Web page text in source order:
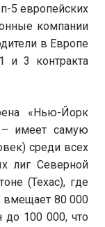
5 европейских
компании
в Европе
и 3 контракта
«Нью-Йорк
имеет самую
среди всех
лиг Северной
(Техас), где
вмещает 80 000
до 100 000, что